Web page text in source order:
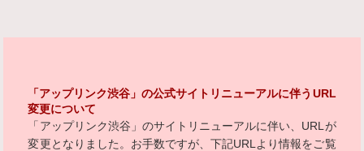
「アップリンク渋谷」の公式サイトリニューアルに伴うURL
変更について
「アップリンク渋谷」のサイトリニューアルに伴い、URLが
変更となりました。お手数ですが、下記URLより情報をご覧